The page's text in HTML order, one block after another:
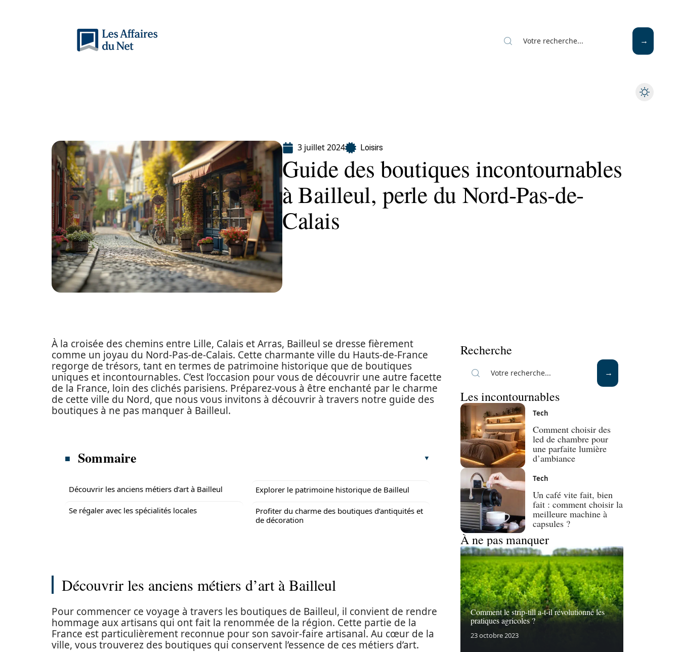
3 juillet 2024 Loisirs
Guide des boutiques incontournables
à Bailleul, perle du Nord-Pas-de-
Calais
À la croisée des chemins entre Lille, Calais et Arras, Bailleul se dresse fièrement
comme un joyau du Nord-Pas-de-Calais. Cette charmante ville du Hauts-de-France
regorge de trésors, tant en termes de patrimoine historique que de boutiques
uniques et incontournables. C’est l’occasion pour vous de découvrir une autre facette
de la France, loin des clichés parisiens. Préparez-vous à être enchanté par le charme
de cette ville du Nord, que nous vous invitons à découvrir à travers notre guide des
boutiques à ne pas manquer à Bailleul.
Sommaire
Découvrir les anciens métiers d’art à Bailleul
Se régaler avec les spécialités locales
Explorer le patrimoine historique de Bailleul
Profiter du charme des boutiques d’antiquités et
de décoration
Découvrir les anciens métiers d’art à Bailleul
Pour commencer ce voyage à travers les boutiques de Bailleul, il convient de rendre
hommage aux artisans qui ont fait la renommée de la région. Cette partie de la
France est particulièrement reconnue pour son savoir-faire artisanal. Au cœur de la
ville, vous trouverez des boutiques qui conservent l’essence de ces métiers d’art.
Recherche
Les incontournables
Tech
Comment choisir des
led de chambre pour
une parfaite lumière
d’ambiance
Tech
Un café vite fait, bien
fait : comment choisir la
meilleure machine à
capsules ?
À ne pas manquer
Comment le strip-till a-t-il révolutionné les
pratiques agricoles ?
23 octobre 2023